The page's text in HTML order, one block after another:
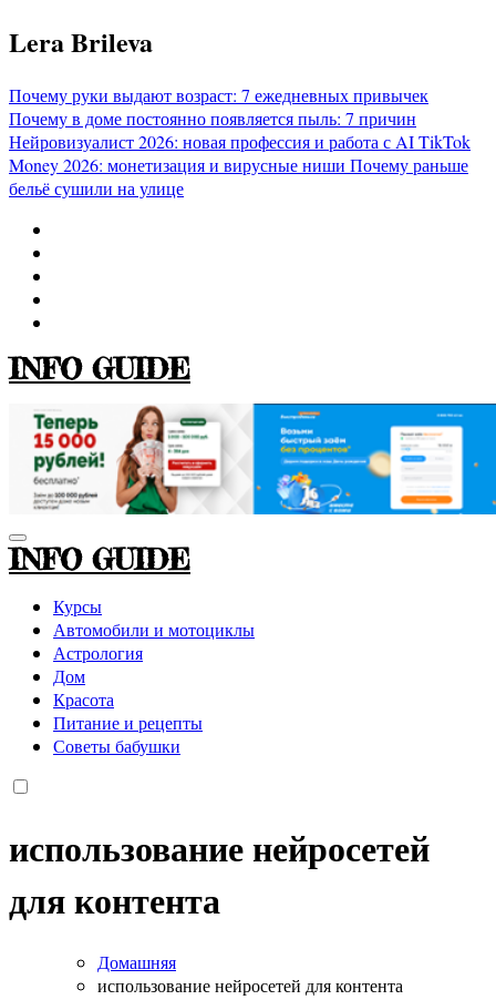
Перейти
к
Lera Brileva
Почему руки выдают возраст: 7 ежедневных привычек
Почему в доме постоянно появляется пыль: 7 причин
Нейровизуалист 2026: новая профессия и работа с AITikTok
Money 2026: монетизация и вирусные ниши Почему раньше
бельё сушили на улице
INFO GUIDE
INFO GUIDE
Курсы
Автомобили и мотоциклы
Астрология
Дом
Красота
Питание и рецепты
Советы бабушки
использование нейросетей
для контента
Домашняя
использование нейросетей для контента